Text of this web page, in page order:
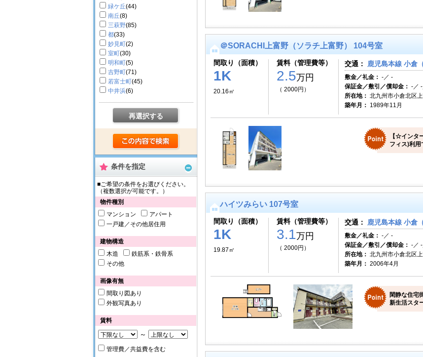
緑ケ丘(44)
南丘(8)
三萩野(85)
都(33)
妙見町(2)
室町(30)
明和町(5)
吉野町(71)
若富士町(45)
中井浜(6)
再選択する
条件を指定
■ご希望の条件をお選びください。
（複数選択が可能です。）
物件種別
マンション
アパート
一戸建／その他居住用
建物構造
木造
鉄筋系・鉄骨系
その他
画像有無
間取り図あり
外観写真あり
賃料
～
管理費／共益費を含む
＠SORACHI上富野（ソラチ上富野） 104号室
間取り（面積）
1K
20.16㎡
賃料（管理費等）
2.5万円
（ 2000円）
交通： 鹿児島本線 小倉
敷金／礼金： -／ -
保証金／敷引／償却金： -／
所在地： 北九州市小倉北区
築年月： 1989年11月
【☆インタ
フィス)利
ハイツみらい 107号室
間取り（面積）
1K
19.87㎡
賃料（管理費等）
3.1万円
（ 2000円）
交通： 鹿児島本線 小倉
敷金／礼金： -／ -
保証金／敷引／償却金： -／
所在地： 北九州市小倉北区
築年月： 2006年4月
閑静な住宅
新生活スタ